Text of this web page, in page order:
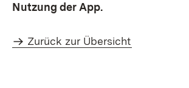
Nutzung der App.
Zurück zur Übersicht